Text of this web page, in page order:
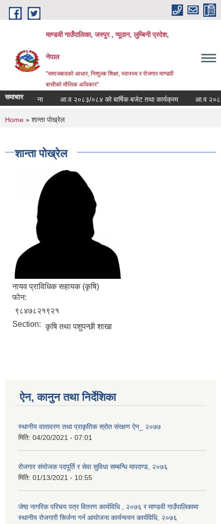
Skip to main content
माण्डवी गाउँपालिका, जस्पुर , प्यूठान, लुम्बिनी प्रदेश,
नेपाल
"समाजबादको आधार, निशुल्क शिक्षा, स्वास्थ्य र रोजगार माण्डवी
बासीको मौलिक अधिकार"
समाचार
सूचना आ.व २०८३/०८४ को बार्षिक बजेट तथा कार्यक्रम आ.व २०८३/
You are here
Home » शान्ता पोख्रेल
शान्ता पोख्रेल
नायव प्राविधिक सहायक (कृषि)
फोन:
९८४७८२१९२१
Section: कृषि तथा पशुपन्छी शाखा
ऐन, कानुन तथा निर्देशिका
स्थानीय वातावरण तथा प्राकृतिक स्रोत संरक्षण ऐन_ २०७७
मिति: 04/20/2021 - 07:01
रोजगार संयोजक पदपूर्ति र सेवा सुविधा सम्बन्धि मापदण्ड, २०७६
मिति: 01/13/2021 - 10:55
जेष्ठ नागरिक परिचय पत्र वितरण कार्यविधि , २०७६ र माण्डवी गाउँपालिकामा
स्थानीय रोजगारी सिर्जना गर्न आयोजना कार्यन्वयन कार्यविधि, २०७६